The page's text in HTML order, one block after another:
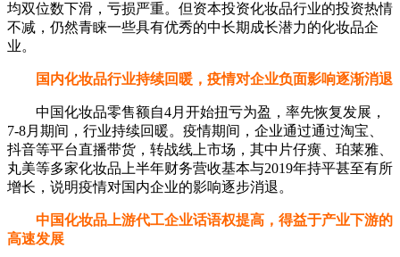
均双位数下滑，亏损严重。但资本投资化妆品行业的投资热情
不减，仍然青睐一些具有优秀的中长期成长潜力的化妆品企
业。
国内化妆品行业持续回暖，疫情对企业负面影响逐渐消退
中国化妆品零售额自4月开始扭亏为盈，率先恢复发展，
7-8月期间，行业持续回暖。疫情期间，企业通过通过淘宝、
抖音等平台直播带货，转战线上市场，其中片仔癀、珀莱雅、
丸美等多家化妆品上半年财务营收基本与2019年持平甚至有所
增长，说明疫情对国内企业的影响逐步消退。
中国化妆品上游代工企业话语权提高，得益于产业下游的
高速发展